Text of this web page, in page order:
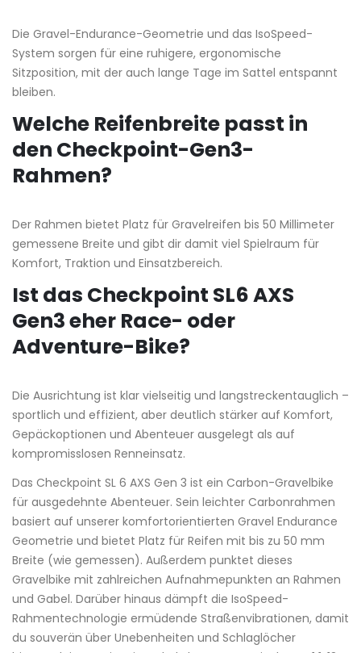
Die Gravel-Endurance-Geometrie und das IsoSpeed-
System sorgen für eine ruhigere, ergonomische
Sitzposition, mit der auch lange Tage im Sattel entspannt
bleiben.
Welche Reifenbreite passt in
den Checkpoint-Gen3-
Rahmen?
Der Rahmen bietet Platz für Gravelreifen bis 50 Millimeter
gemessene Breite und gibt dir damit viel Spielraum für
Komfort, Traktion und Einsatzbereich.
Ist das Checkpoint SL6 AXS
Gen3 eher Race- oder
Adventure-Bike?
Die Ausrichtung ist klar vielseitig und langstreckentauglich –
sportlich und effizient, aber deutlich stärker auf Komfort,
Gepäckoptionen und Abenteuer ausgelegt als auf
kompromisslosen Renneinsatz.
Das Checkpoint SL 6 AXS Gen 3 ist ein Carbon-Gravelbike
für ausgedehnte Abenteuer. Sein leichter Carbonrahmen
basiert auf unserer komfortorientierten Gravel Endurance
Geometrie und bietet Platz für Reifen mit bis zu 50 mm
Breite (wie gemessen). Außerdem punktet dieses
Gravelbike mit zahlreichen Aufnahmepunkten an Rahmen
und Gabel. Darüber hinaus dämpft die IsoSpeed-
Rahmentechnologie ermüdende Straßenvibrationen, damit
du souverän über Unebenheiten und Schlaglöcher